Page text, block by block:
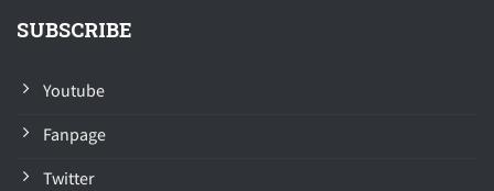
SUBSCRIBE
Youtube
Fanpage
Twitter